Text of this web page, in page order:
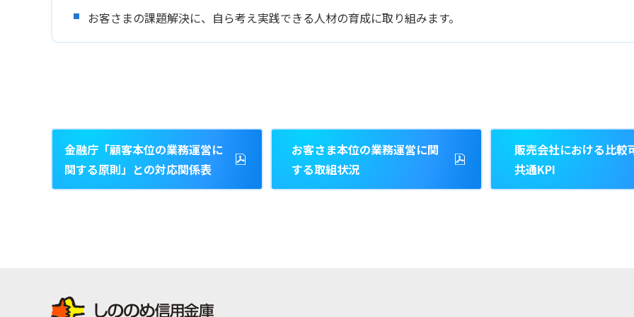
お客さまの課題解決に、自ら考え実践できる人材の育成に取り組みます。
金融庁「顧客本位の業務運営に
関する原則」との対応関係表
お客さま本位の業務運営に関
する取組状況
販売会社における比較
共通KPI